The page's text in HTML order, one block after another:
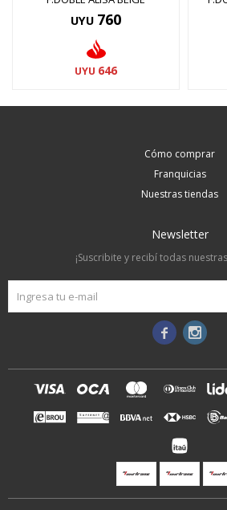
UYU 760
UYU 646
Cómo comprar
Franquicias
Nuestras tiendas
Newsletter
¡Suscribite y recibí todas
 